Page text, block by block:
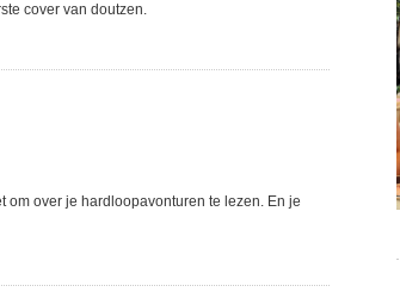
cover van doutzen.
om over je hardloopavonturen te lezen. En je